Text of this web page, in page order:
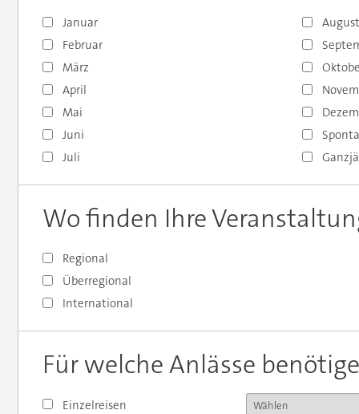
Januar
August
Februar
März
April
Mai
Juni
Juli
Wo finden Ihre
Regional
Überregional
International
Für welche Anlässe
Einzelreisen